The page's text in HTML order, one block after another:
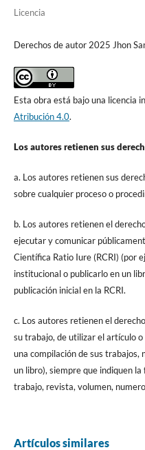
Licencia
Derechos de autor 2025 Jhon
Esta obra está bajo una licencia
Atribución 4.0.
Los autores retienen sus
a. Los autores retienen sus
sobre cualquier proceso o
b. Los autores retienen el
ejecutar y comunicar
Científica Ratio Iure (RCRI) (por
institucional o publicarlo en un
publicación inicial en la RCRI.
c. Los autores retienen el
su trabajo, de utilizar el artículo
una compilación de sus trabajos,
un libro), siempre que indiquen
trabajo, revista, volumen,
Artículos similares